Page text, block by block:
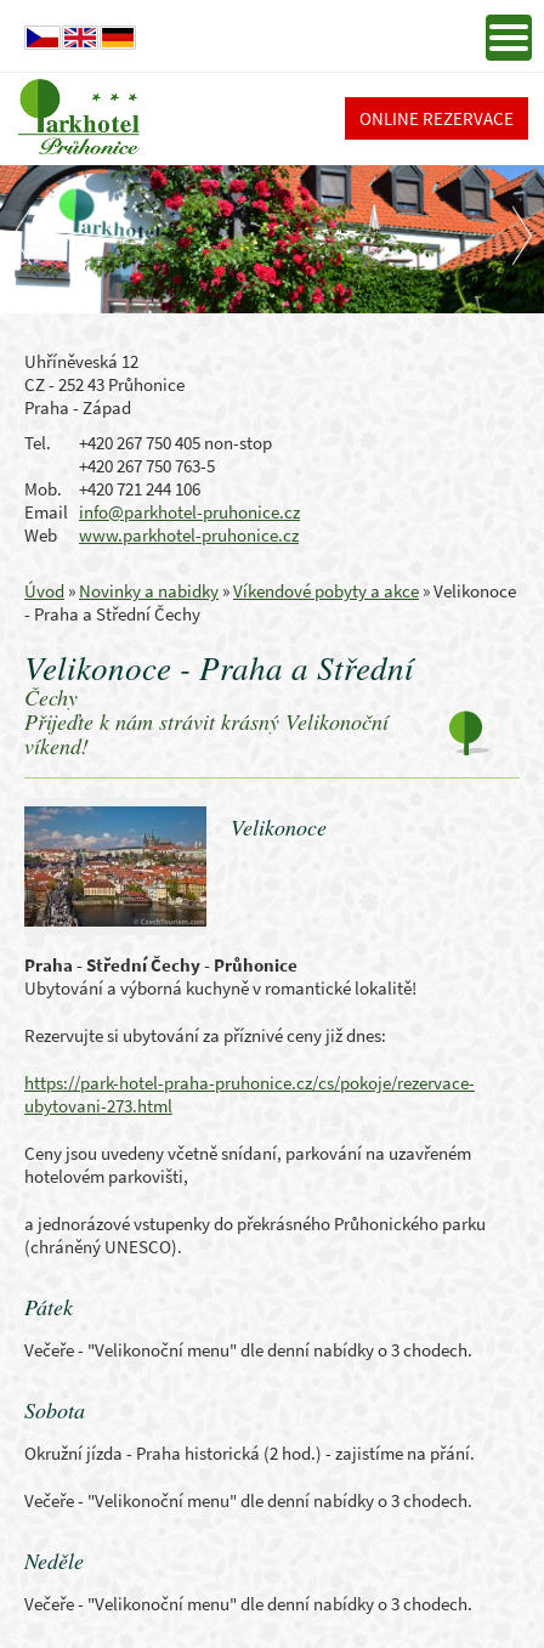
ONLINE REZERVACE
Uhříněveská 12
CZ - 252 43 Průhonice
Praha - Západ
Tel.
+420 267 750 405 non-stop
+420 267 750 763-5
Mob.
+420 721 244 106
Email info@parkhotel-pruhonice.cz
Web
www.parkhotel-pruhonice.cz
Úvod » Novinky a nabidky »Víkendové pobyty a akce »Velikonoce
- Praha a Střední Čechy
Velikonoce - Praha a Střední
Čechy
Přijeďte k nám strávit krásný Velikonoční
víkend!
Velikonoce
Praha - Střední Čechy - Průhonice
Ubytování a výborná kuchyně v romantické lokalitě!
Rezervujte si ubytování za příznivé ceny již dnes:
https://park-hotel-praha-pruhonice.cz/cs/pokoje/rezervace-
ubytovani-273.html
Ceny jsou uvedeny včetně snídaní, parkování na uzavřeném
hotelovém parkovišti,
a jednorázové vstupenky do překrásného Průhonického parku
(chráněný UNESCO).
Pátek
Večeře - "Velikonoční menu" dle denní nabídky o 3 chodech.
Sobota
Okružní jízda - Praha historická (2 hod.) - zajistíme na přání.
Večeře - "Velikonoční menu" dle denní nabídky o 3 chodech.
Neděle
Večeře - "Velikonoční menu" dle denní nabídky o 3 chodech.